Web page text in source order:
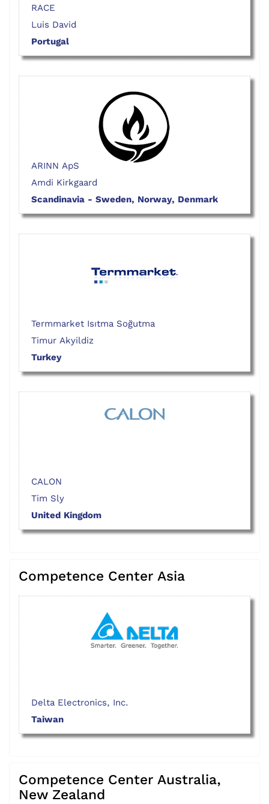
RACE
Luis David
Portugal
ARINN ApS
Amdi Kirkgaard
Scandinavia - Sweden, Norway, Denmark
Termmarket Isıtma Soğutma
Timur Akyildiz
Turkey
CALON
Tim Sly
United Kingdom
Competence Center Asia
Delta Electronics, Inc.
Taiwan
Competence Center Australia,
New Zealand